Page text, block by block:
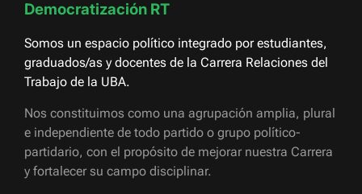
Democratización RT
Somos un espacio político integrado por estudiantes,
graduados/as y docentes de la Carrera Relaciones del
Trabajo de la UBA.
Nos constituimos como una agrupación amplia, plural
e independiente de todo partido o grupo político-
partidario, con el propósito de mejorar nuestra Carrera
y fortalecer su campo disciplinar.